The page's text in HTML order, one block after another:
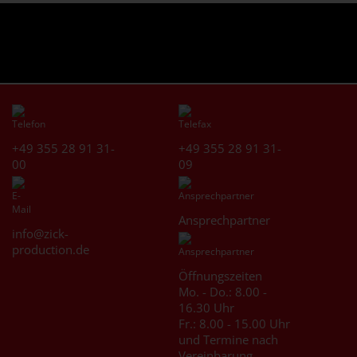
+49 355 28 91 31-
00
+49 355 28 91 31-
09
info@zick-
production.de
Ansprechpartner
Öffnungszeiten
Mo. - Do.: 8.00 -
16.30 Uhr
Fr.: 8.00 - 15.00 Uhr
und Termine nach